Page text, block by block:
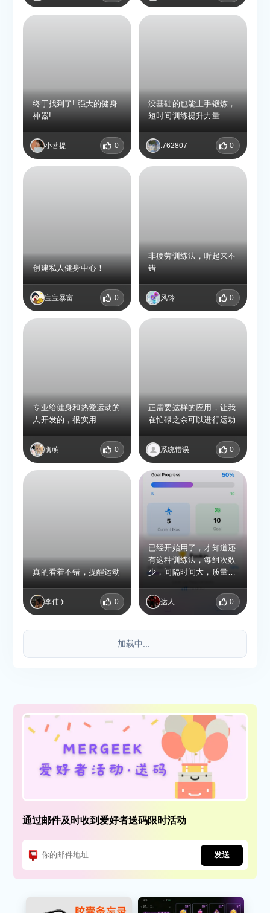
终于找到了! 强大的健身
神器!
小菩提 0
没基础的也能上手锻炼，
短时间训练提升力量
.762807 0
创建私人健身中心！
宝宝暴富 0
非疲劳训练法，听起来不
错
风铃 0
专业给健身和热爱运动的
人开发的，很实用
嗨萌 0
正需要这样的应用，让我
在忙碌之余可以进行运动
系统错误 0
真的看着不错，提醒运动
李伟✈️ 0
已经开始用了，才知道还
有这种训练法，每组次数
少，间隔时间大，质量保
了单杠训练，好像也和这
个差不多。
达人 0
加载中...
通过邮件及时收到爱好者送码限时活动
发送